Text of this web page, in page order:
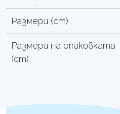
Размери (cm)
Размери на опаковката
(cm)